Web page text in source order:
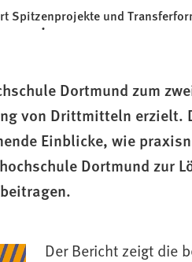
Spitzenprojekte und
Dortmund zum
von Drittmitteln erzielt.
Einblicke, wie
Dortmund zur
Der Bericht zeigt die